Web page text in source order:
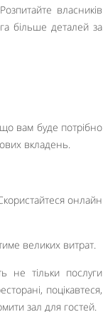
власників
більше деталей за
вам буде потрібно
вкладень.
онлайн
великих витрат.
не тільки послуги
поцікавтеся,
зал для гостей.